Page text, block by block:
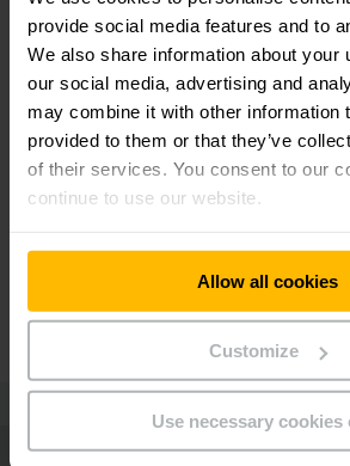
provide social media features and to
We also share information about your
our social media, advertising and
may combine it with other information
provided to them or that they’ve
of their services. You consent to our
continue to use our website.
Allow all cookies
Customize
Use necessary cookies
HAUKE HAGEMANN
o software - com essa
completa da
encaixa perfeitamente."